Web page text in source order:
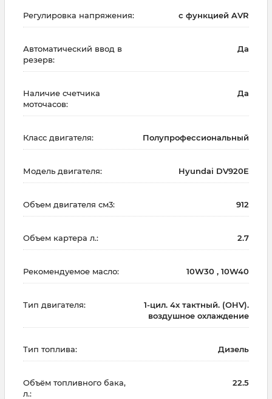
Регулировка напряжения: с функцией AVR
Автоматический ввод в
резерв:
Да
Наличие счетчика
моточасов:
Да
Класс двигателя: Полупрофессиональный
Модель двигателя: Hyundai DV920E
Объем двигателя см3: 912
Объем картера л.: 2.7
Рекомендуемое масло: 10W30 , 10W40
Тип двигателя:
1-цил. 4х тактный. (OHV).
воздушное охлаждение
Тип топлива: Дизель
Объём топливного бака,
л.:
22.5